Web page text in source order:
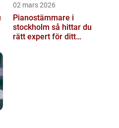
02 mars 2026
Pianostämmare i
stockholm så hittar du
rätt expert för ditt